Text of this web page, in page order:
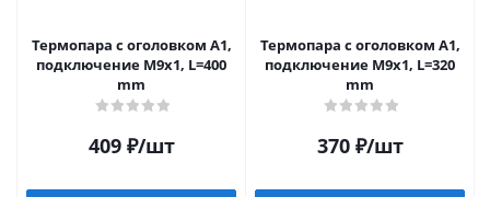
Термопара c оголовком А1,
подключение М9х1, L=400
mm
409₽/шт
Термопара c оголовком А1,
подключение М9х1, L=320
mm
370₽/шт